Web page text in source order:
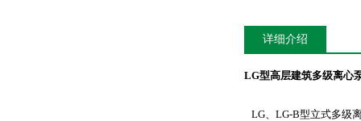
详细介绍
LG型高层建筑多级离心
LG、LG-B型立式多级